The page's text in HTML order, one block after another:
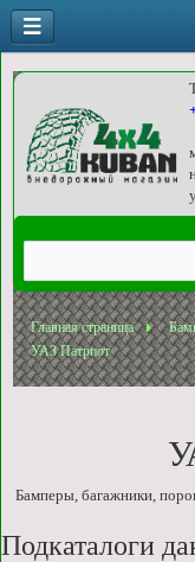
Главная страница
УАЗ Патриот
Бамперы, багажники,
Подкаталоги